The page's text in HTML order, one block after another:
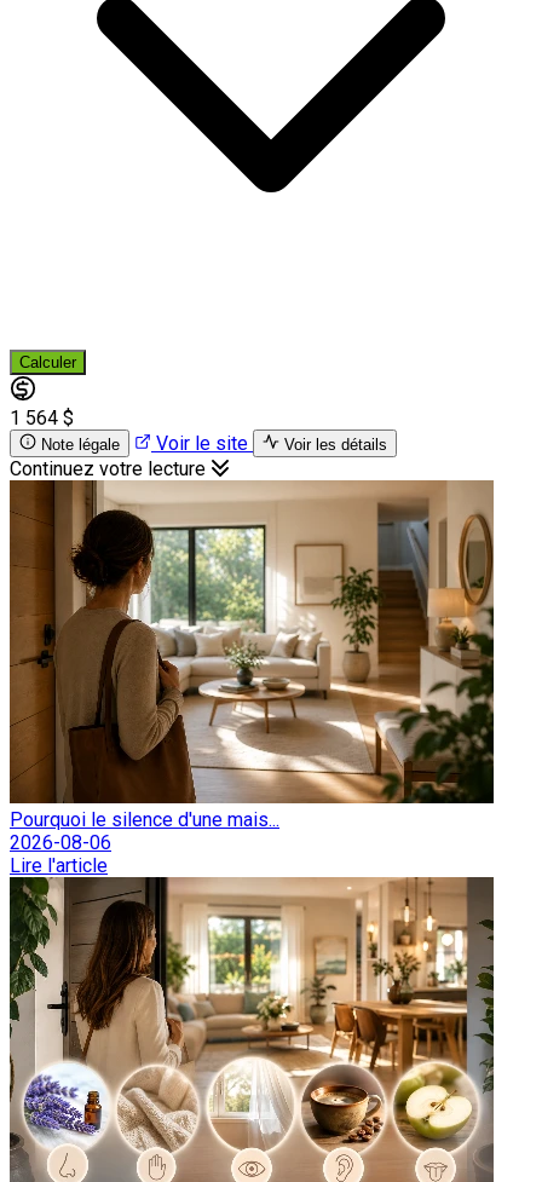
Calculer
1 564 $
Note légale Voir le site Voir les détails
Continuez votre lecture
Pourquoi le silence d'une mais...
2026-08-06
Lire l'article